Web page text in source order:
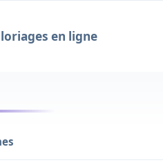
en ligne